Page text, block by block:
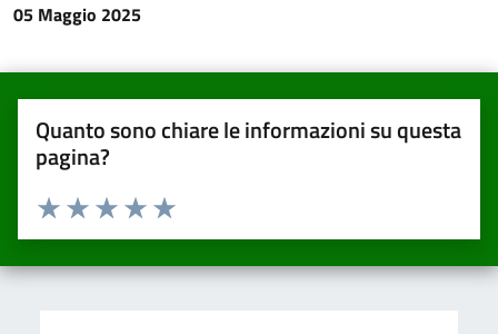
05 Maggio 2025
Quanto sono chiare le informazioni su questa
pagina?
Valuta da 1 a 5 stelle la pagina
Valuta 5 stelle su 5
Valuta 4 stelle su 5
Valuta 3 stelle su 5
Valuta 2 stelle su 5
Valuta una stella su 5